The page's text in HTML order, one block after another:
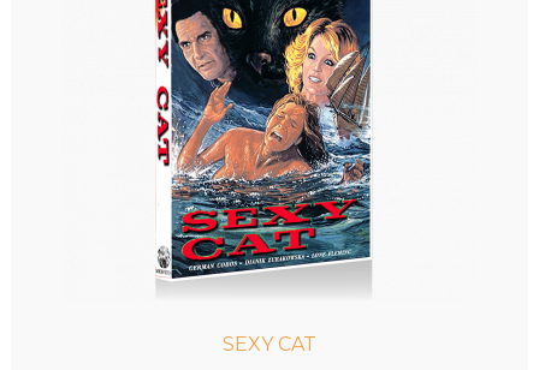
SEXY CAT